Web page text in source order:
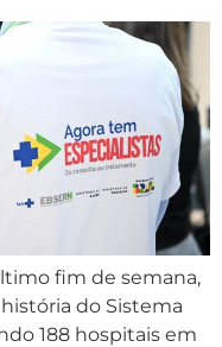
fim de semana,
do Sistema
188 hospitais em